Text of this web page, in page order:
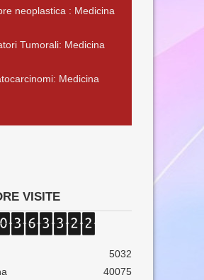
neoplastica : Medicina
Tumorali: Medicina
Medicina
VISITE
5032
40075